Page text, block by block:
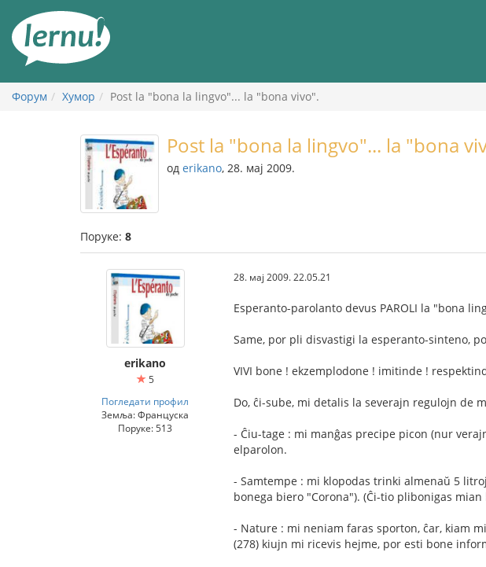
садржају
Форум Хумор Post la "bona la lingvo"... la "bona vivo".
Post la "bona la lingvo"... la "bona
од erikano, 28. мај 2009.
Поруке: 8
erikano
5
Погледати профил
Земља: Француска
Поруке: 513
28. мај 2009. 22.05.21
Esperanto-parolanto devus PAROLI la "bona
Same, por pli disvastigi la esperanto-sinteno,
VIVI bone ! ekzemplodone ! imitinde !
Do, ĉi-sube, mi detalis la severajn regulojn de
- Ĉiu-tage : mi manĝas precipe picon (nur
elparolon.
- Samtempe : mi klopodas trinki almenaŭ 5
bonega biero "Corona"). (Ĉi-tio plibonigas
- Nature : mi neniam faras sporton, ĉar, kiam
(278) kiujn mi ricevis hejme, por esti bone